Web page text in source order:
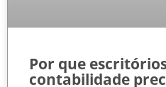
Por que
contabilidade